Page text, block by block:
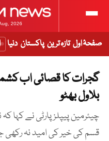
2026
صفحۂ اول تازہ ترین پاکستان دنیا
گجرات کا قصائی اب
بلاول بھٹو
چیئرمین پیپلز پارٹی نے کہا
قسم کی خیر کی امید نہ رکھی